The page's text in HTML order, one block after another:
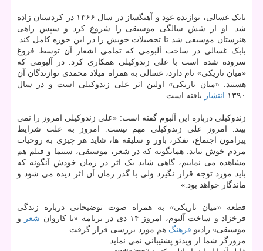
بابک غسالی، نوازنده عود و آهنگساز در سال ۱۳۶۶ در کردستان زاده
شد. او از شش سالگی موسیقی را شروع کرد و سپس راهی
هنرستان موسیقی شد تا تحصیلات خویش را در این حوزه کامل کند.
بابک غسالی در ساخت آلبومی که تمامی اشعار آن توسط فروغ
سروده شده است با علی زندوکیلی همکاری کرد. در آلبومی که
«میان تاریکی» نام دارد، غسالی به همراه میلاد محمدی نوازندگان آن
هستند. «میان تاریکی» اولین اثر علی زندوکیلی است و در سال
۱۳۹۰ انتشار یافته است.
زندوکیلی درباره این آلبوم گفته است: «علی زندوکیلی امروز را نمی
بیند. امروز علی زندوکیلی مهم نیست. امروز به علت شرایط
پیرامون اجتماع، تفکر، باور و سلیقه ها، شاید هر چیزی به روحیات
مردم خوش نیاید. همانگونه که در شعر، موسیقی، سینما و فیلم هم
مشاهده می نماییم، گاهی شاید یک اثر در زمان خودش آنگونه که
باید مورد توجه قرار نگیرد ولی با گذر زمان آن اثر دیده می شود و
ماندگار خواهد بود.»
قطعه «میان تاریکی» به همراه صوت توضیحاتی درباره زندگی
فرخزاد و ساخت آلبوم، امروز ۱۴ دی در برنامه «با کاروان
شعر
و
موسیقی» رادیو فرهنگ هم مورد بررسی قرار گرفت.
مرورگر شما از ویدئو پشتیبانی نمی نماید.